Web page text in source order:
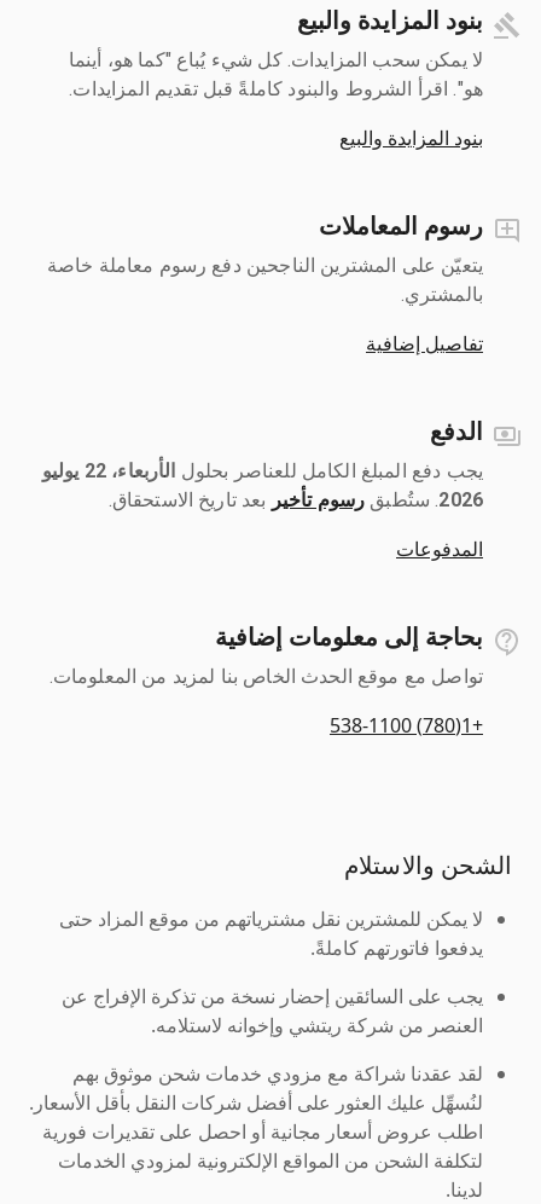
بنود المزايدة والبيع
لا يمكن سحب المزايدات. كل شيء يُباع "كما هو، أينما
هو". اقرأ الشروط والبنود كاملةً قبل تقديم المزايدات.
بنود المزايدة والبيع
رسوم المعاملات
يتعيّن على المشترين الناجحين دفع رسوم معاملة خاصة
بالمشتري.
تفاصيل إضافية
الدفع
يجب دفع المبلغ الكامل للعناصر بحلول ‎
الأربعاء، 22 يوليو
2026
رسوم تأخير بعد تاريخ الاستحقاق.
المدفوعات
بحاجة إلى معلومات إضافية
تواصل مع موقع الحدث الخاص بنا لمزيد من المعلومات.
+1(780) 538-1100
الشحن والاستلام
لا يمكن للمشترين نقل مشترياتهم من موقع المزاد حتى
يدفعوا فاتورتهم كاملةً.
يجب على السائقين إحضار نسخة من تذكرة الإفراج عن
العنصر من شركة ريتشي وإخوانه لاستلامه.
لقد عقدنا شراكة مع مزودي خدمات شحن موثوق بهم
لنُسهِّل عليك العثور على أفضل شركات النقل بأقل الأسعار.
اطلب عروض أسعار مجانية أو احصل على تقديرات فورية
لتكلفة الشحن من المواقع الإلكترونية لمزودي الخدمات
لدينا.